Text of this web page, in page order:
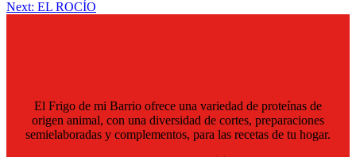
de
Next: EL ROCÍO
El Frigo de mi Barrio ofrece una variedad de proteínas de
origen animal, con una diversidad de cortes, preparaciones
semielaboradas y complementos, para las recetas de tu hogar.